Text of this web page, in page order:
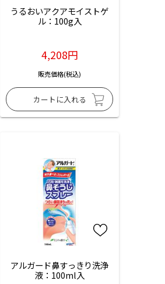
うるおいアクアモイストゲ
ル：100g入
4,208円
販売価格(税込)
アルガード鼻すっきり洗浄
液：100ml入